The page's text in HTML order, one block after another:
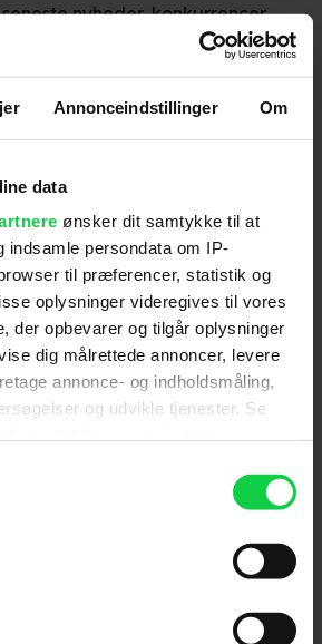
Annonceindstillinger Om
data
ønsker dit samtykke til at
indsamle persondata om IP-
til præferencer, statistik og
oplysninger videregives til vores
der opbevarer og tilgår oplysninger
dig målrettede annoncer, levere
annonce- og indholdsmåling,
og udvikle tjenester. Se
fra vores
eller ved at trykke på "Privacy
oplysninger om din placering,
nyheder, konkurrencer
Man-film imponerer
fuldstændig"